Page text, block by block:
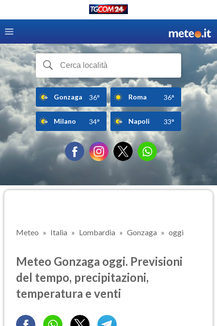
Gonzaga 36° Roma 36°
Milano 34° Napoli 33°
Meteo Italia Lombardia Gonzaga oggi
Meteo Gonzaga oggi. Previsioni
del tempo, precipitazioni,
temperatura e venti